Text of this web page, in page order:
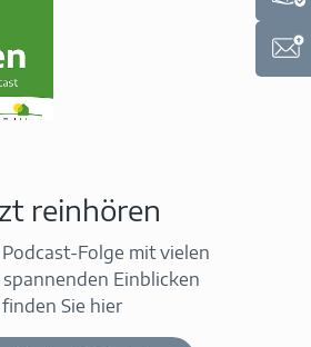
reinhören
Folge mit vielen
Einblicken
finden Sie hier